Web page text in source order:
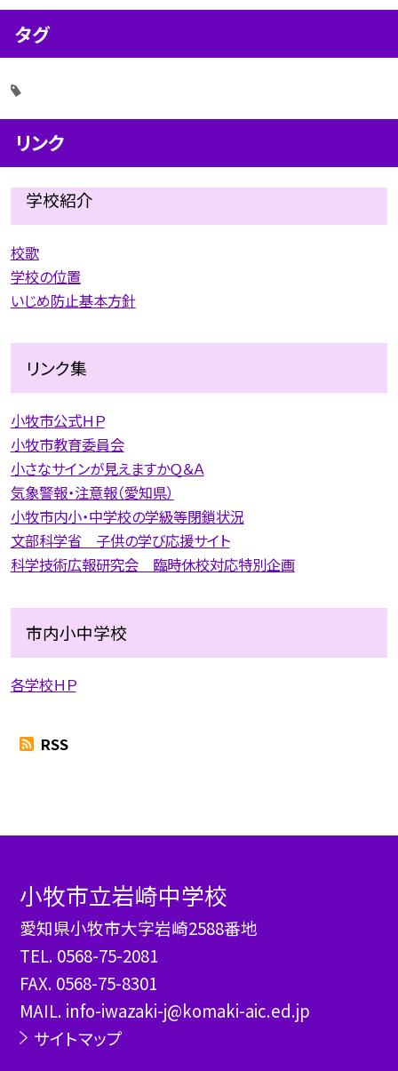
タグ
リンク
学校紹介
校歌
学校の位置
いじめ防止基本方針
リンク集
小牧市公式ＨＰ
小牧市教育委員会
小さなサインが見えますかＱ＆Ａ
気象警報・注意報（愛知県）
小牧市内小・中学校の学級等閉鎖状況
文部科学省 子供の学び応援サイト
科学技術広報研究会 臨時休校対応特別企画
市内小中学校
各学校ＨＰ
RSS
小牧市立岩崎中学校
愛知県小牧市大字岩崎2588番地
TEL. 0568-75-2081
FAX. 0568-75-8301
MAIL. info-iwazaki-j@komaki-aic.ed.jp
サイトマップ